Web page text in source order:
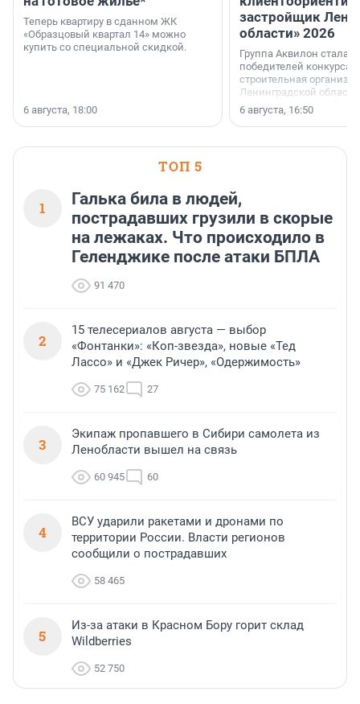
Теперь квартиру в сданном ЖК
«Образцовый квартал 14» можно
купить со специальной скидкой.
6 августа, 18:00
застройщик
области» 2026
Группа Аквилон стала
победителей конкурса
строительная
Ленинградской области
номинации «Самый
застройщик
области».
6 августа, 16:50
ТОП 5
1
Галька била в людей,
пострадавших грузили в скорые
на лежаках. Что происходило в
Геленджике после атаки БПЛА
91 470
2
15 телесериалов августа — выбор
«Фонтанки»: «Коп-звезда», новые «Тед
Лассо» и «Джек Ричер», «Одержимость»
75 162 27
3
Экипаж пропавшего в Сибири самолета из
Ленобласти вышел на связь
60 945 60
4
ВСУ ударили ракетами и дронами по
территории России. Власти регионов
сообщили о пострадавших
58 465
5
Из-за атаки в Красном Бору горит склад
Wildberries
52 750